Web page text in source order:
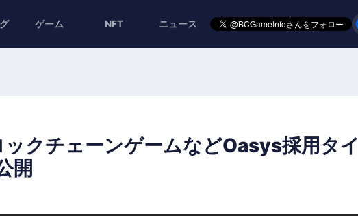
ゲーム NFT ニュース
クチェーンゲームなどOasys採用タイ
開